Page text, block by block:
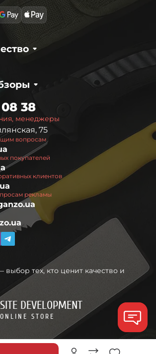
менеджеры
38
75
вопросам
покупателей
клиентов
рекламы
выбор тех, кто ценит качество и
DEVELOPMENT
STORE